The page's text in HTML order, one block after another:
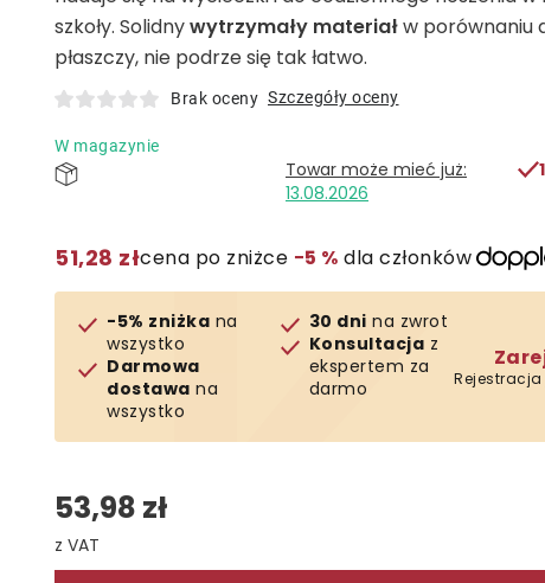
szkoły. Solidnywytrzymały materiałw porównaniu
płaszczy, nie podrze się tak łatwo.
Brak oceny Szczegóły oceny
W magazynie
13.08.2026
51,28 złcena po zniżce −5 % dla członków
-5% zniżka na
wszystko
Darmowa
dostawa na
wszystko
30 dni na zwrot
Konsultacja z
ekspertem za
darmo
Rejestracja
53,98 zł
Cena jednostkowa: